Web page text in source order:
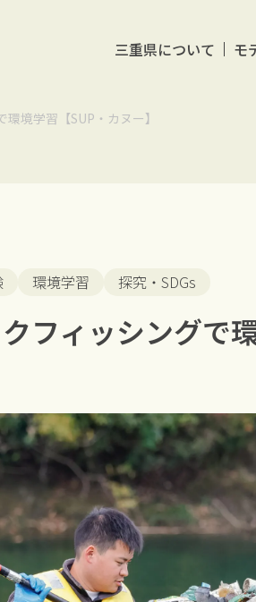
三重県について モ
境学習【SUP・カヌー】
環境学習 探究・SDGs
フィッシングで